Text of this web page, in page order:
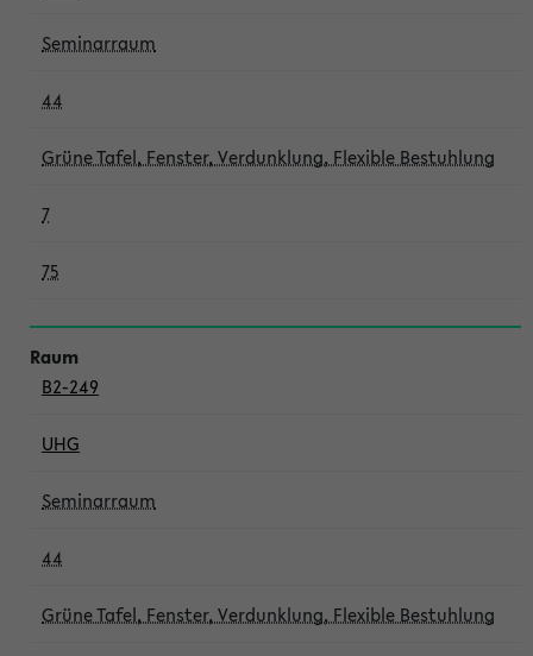
Seminarraum
44
Grüne Tafel, Fenster, Verdunklung, Flexible Bestuhlung
7
75
B2-249
UHG
Seminarraum
44
Grüne Tafel, Fenster, Verdunklung, Flexible Bestuhlung